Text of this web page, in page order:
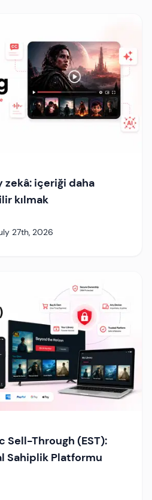
zekâ: içeriği daha
kılmak
27th, 2026
Sell-Through (EST):
Sahiplik Platformu